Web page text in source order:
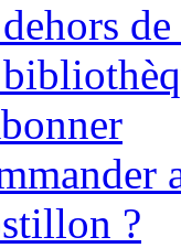
?